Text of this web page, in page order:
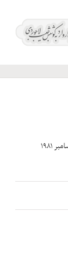
روایت‌کننده: دکتر علی امینی تاریخ مصاحبه: سوم دسامبر ۱۹۸۱